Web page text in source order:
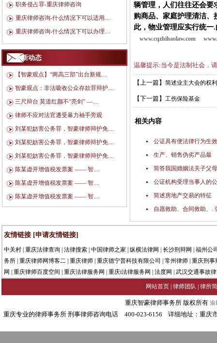
职务侵占罪-重庆律师咨询
重庆律师咨询-什么情况下可以适用....
重庆律师咨询-什么情况下可以办理....
最新动态
【智豪观点】“两高三部”出台新规....
智豪观点：非法吸收公众存款罪辩护....
三尺辩台 莫道红颜不“亮剑” —....
律师不应对法官遭受暴力袖手旁观
刘某犯妨害公务罪，智豪律师辩护免....
刘某犯妨害公务罪，智豪律师辩护免....
刘某犯妨害公务罪，智豪律师辩护免....
陈某虚开增值税发票案 —— 智....
陈某虚开增值税发票案 —— 智....
陈某虚开增值税发票案 —— 智....
辆管理，人们往往还会要
购商品、家庭护理清洁
此，物业管理应实行统
www.cqzhihaolaw.com
温馨提示:当今是法制社会，
【上一篇】 简述业主大会的权利
【下一篇】 工伤保险基金
相关内容
公证具有便法律行为生
生产、销售伪劣产品最
简答我国婚姻法关子父
公证机构受理当事人的
简述房地产交易的特征
自愿救助、合同救助、.
友情链接 [申请友情链接]
中关村 |重庆法律查询 |法律搜索 |中国律师之家 |纵横法律网 |长沙刑辩网 |福州公
务所 |重庆律师网博客二 |重庆律师 |重庆德宁普科技有限公司 |常州律师 |重庆刑事
网
|重庆律师百度空间 |重庆法律服务网 |重庆i法律服务网 |法度网 |武汉交通事故
网站首页 律师团队 律所
重庆智豪律师事务所 版权所有渝
重庆专业的律师事务所 刑事律师咨询电话 400-023-6156 详细地址：重